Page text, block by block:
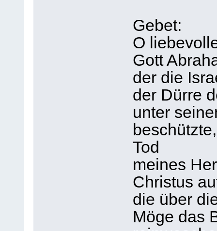
Gebet:
O
Gott
der die
der Dürre
unter
Tod
meines
Christus
die über
Möge das